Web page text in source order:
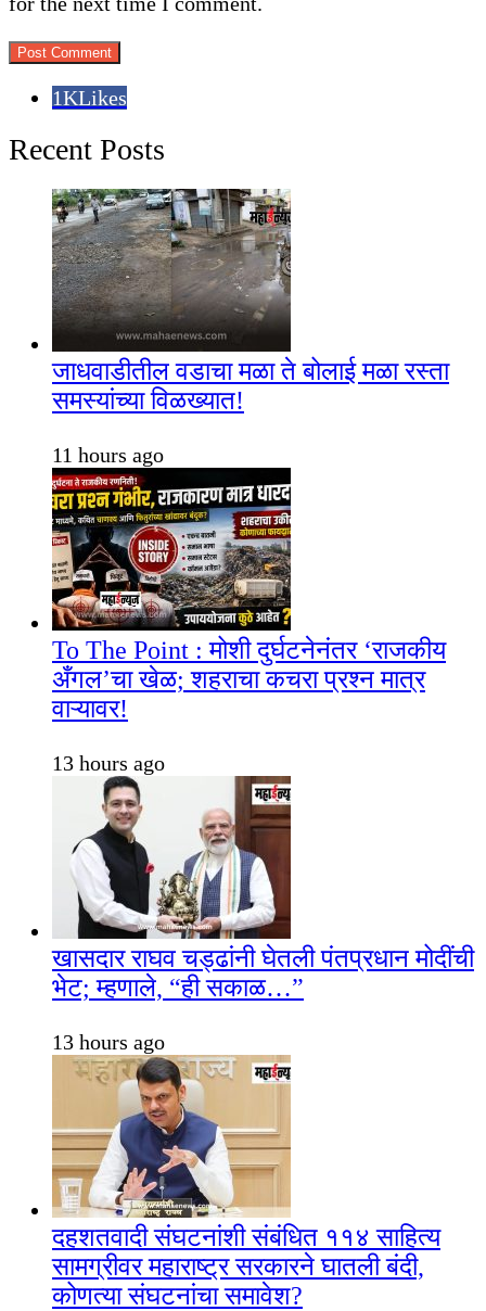
1KLikes
Recent Posts
जाधवाडीतील वडाचा मळा ते बोलाई मळा रस्ता
समस्यांच्या विळख्यात!
11 hours ago
To The Point : मोशी दुर्घटनेनंतर ‘राजकीय
अँगल’चा खेळ; शहराचा कचरा प्रश्न मात्र
वाऱ्यावर!
13 hours ago
खासदार राघव चड्ढांनी घेतली पंतप्रधान मोदींची
भेट; म्हणाले, “ही सकाळ…”
13 hours ago
दहशतवादी संघटनांशी संबंधित ११४ साहित्य
सामग्रीवर महाराष्ट्र सरकारने घातली बंदी,
कोणत्या संघटनांचा समावेश?